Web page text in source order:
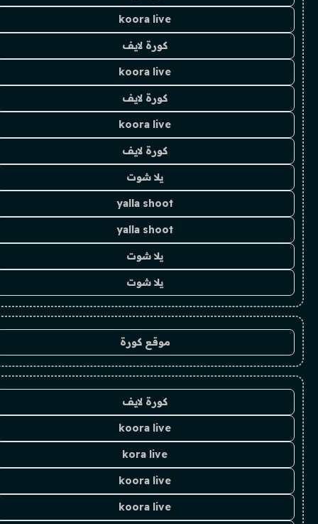
koora live
كورة لايف
koora live
كورة لايف
koora live
كورة لايف
يلا شوت
yalla shoot
yalla shoot
يلا شوت
يلا شوت
موقع كورة
كورة لايف
koora live
kora live
koora live
koora live